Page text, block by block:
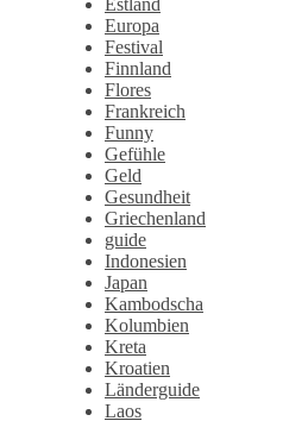
Europa
Festival
Finnland
Flores
Frankreich
Funny
Gefühle
Geld
Gesundheit
Griechenland
guide
Indonesien
Japan
Kambodscha
Kolumbien
Kreta
Kroatien
Länderguide
Laos